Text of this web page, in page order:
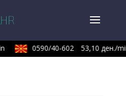
0590/40-602 53,10 ден./min